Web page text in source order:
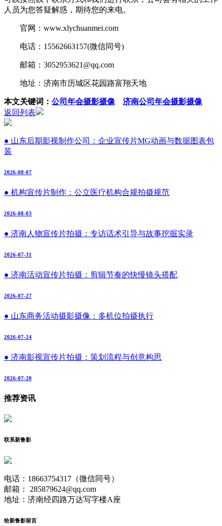
人员为您答疑解惑，期待您的来电。
官网：www.xlychuanmei.com
电话：15562663157(微信同号)
邮箱：3052953621@qq.com
地址：济南市历城区花园路富翔天地
本文关键词： 公司年会摄影摄像
济南公司年会摄影摄像
返回列表
● 山东后期影视制作公司：企业宣传片MG动画与数据图表包
装
2026-08-07
● 机构宣传片制作：公立医疗机构合规拍摄规范
2026-08-03
● 济南人物宣传片拍摄：专访话术引导与故事挖掘实录
2026-07-31
● 济南活动宣传片拍摄：剪辑节奏的快慢镜头搭配
2026-07-27
● 山东商务活动摄影摄像：多机位拍摄执行
2026-07-24
● 济南影视宣传片拍摄：策划流程与创意构思
2026-07-20
推荐资讯
联系新鲁影
电话：18663754317（微信同号）
邮箱： 285879624@qq.com
地址：济南经四路万达写字楼A座
给新鲁影留言